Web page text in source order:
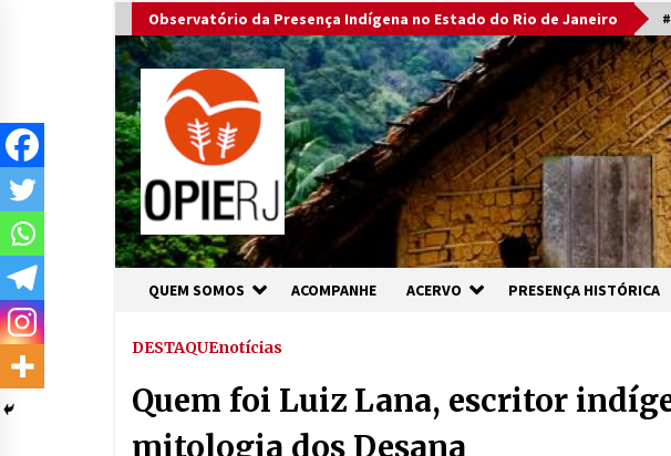
to
content
Observatório da Presença Indígena no Estado do Rio de Janeiro
QUEM SOMOS ACOMPANHE ACERVO PRESENÇA HISTÓRICA
DESTAQUEnotícias
Quem foi Luiz Lana, escritor
mitologia dos Desana